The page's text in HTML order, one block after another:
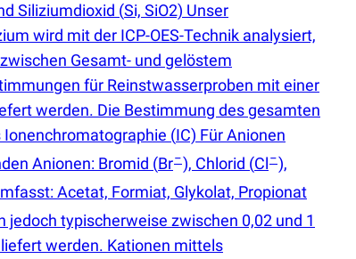
Siliziumdioxid (Si, SiO2) Unser
wird mit der ICP-OES-Technik analysiert,
Gesamt- und gelöstem
für Reinstwasserproben mit einer
werden. Die Bestimmung des gesamten
(IC) Für Anionen
Anionen: Bromid (Br−), Chlorid (Cl−),
Acetat, Formiat, Glykolat, Propionat
typischerweise zwischen 0,02 und 1
werden. Kationen mittels